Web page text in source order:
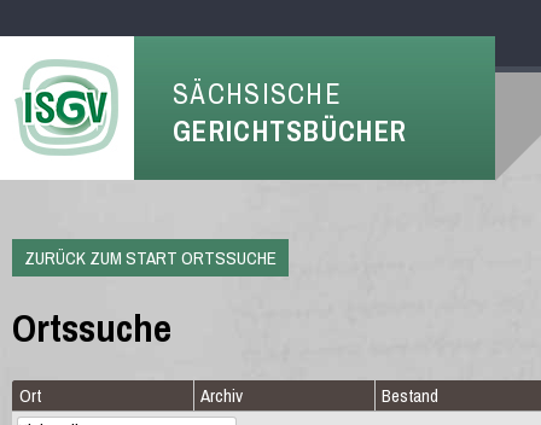
SÄCHSISCHE
GERICHTSBÜCHER
ZURÜCK ZUM START ORTSSUCHE
Ortssuche
Ort Archiv Bestand